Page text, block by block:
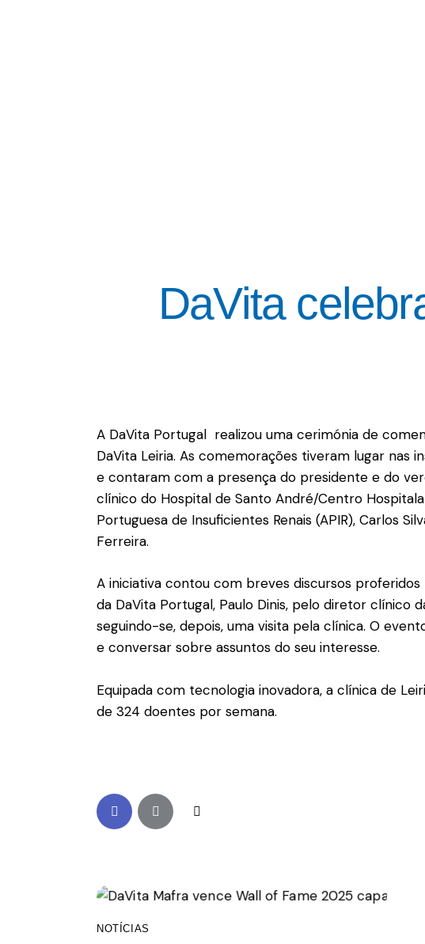
DaVita
A DaVita Portugal realizou uma cerimónia de
DaVita Leiria. As comemorações tiveram lugar nas
e contaram com a presença do presidente e do
clínico do Hospital de Santo André/Centro
Portuguesa de Insuficientes Renais (APIR), Carlos
Ferreira.
A iniciativa contou com breves discursos
da DaVita Portugal, Paulo Dinis, pelo diretor clínico
seguindo-se, depois, uma visita pela clínica. O
e conversar sobre assuntos do seu interesse.
Equipada com tecnologia inovadora, a clínica de
de 324 doentes por semana.
NOTÍCIAS